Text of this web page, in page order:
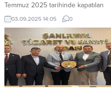
Temmuz 2025 tarihinde kapatılan
tüm hayvan pazarlarıyla ilgili
kademeli olarak normalleşme
süreci başladı. Bugün itibarıyla 38
hayvan pazarı yeniden açıldı. Açılan
pazarlar arasında Eskişehir
Büyükşehir Belediyesi Hayvan
Pazarı da yer aldı. Eskişehirlilere
uzun yıllardır hizmet veren ve...
03.09.2025 14:05 0